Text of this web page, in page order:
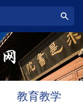
教育教学